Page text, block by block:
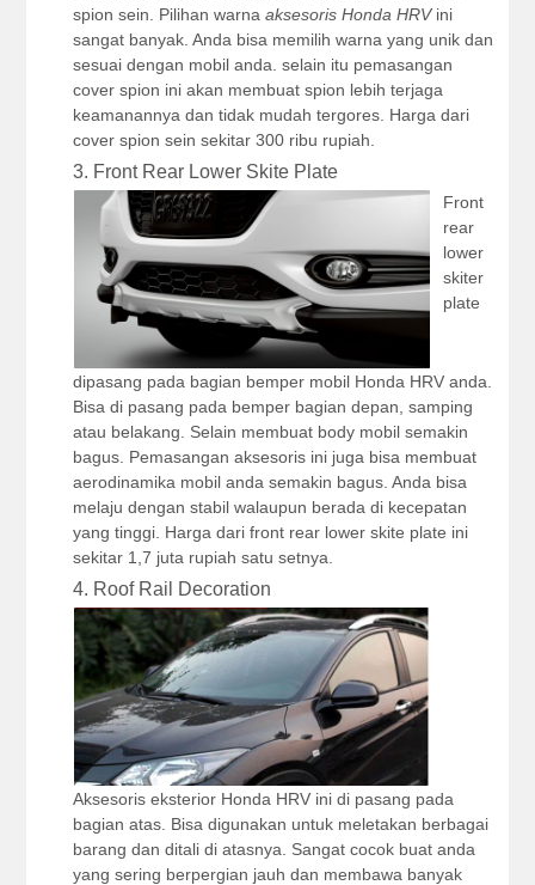
spion sein. Pilihan warna aksesoris Honda HRVini
sangat banyak. Anda bisa memilih warna yang unik dan
sesuai dengan mobil anda. selain itu pemasangan
cover spion ini akan membuat spion lebih terjaga
keamanannya dan tidak mudah tergores. Harga dari
cover spion sein sekitar 300 ribu rupiah.
3. Front Rear Lower Skite Plate
Front
rear
lower
skiter
plate
dipasang pada bagian bemper mobil Honda HRV anda.
Bisa di pasang pada bemper bagian depan, samping
atau belakang. Selain membuat body mobil semakin
bagus. Pemasangan aksesoris ini juga bisa membuat
aerodinamika mobil anda semakin bagus. Anda bisa
melaju dengan stabil walaupun berada di kecepatan
yang tinggi. Harga dari front rear lower skite plate ini
sekitar 1,7 juta rupiah satu setnya.
4. Roof Rail Decoration
Aksesoris eksterior Honda HRV ini di pasang pada
bagian atas. Bisa digunakan untuk meletakan berbagai
barang dan ditali di atasnya. Sangat cocok buat anda
yang sering berpergian jauh dan membawa banyak